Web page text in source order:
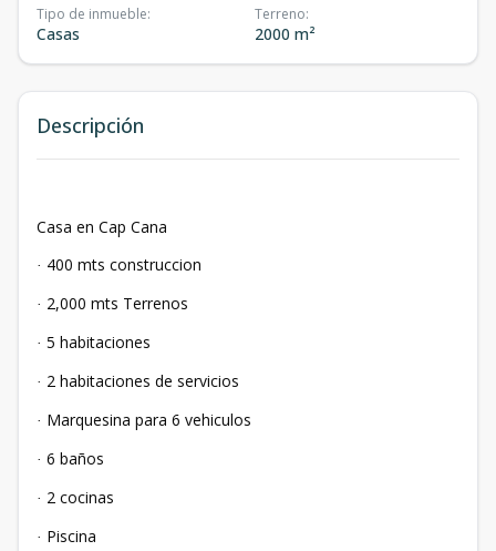
Tipo de inmueble:
Casas
Terreno:
2000 m²
Descripción
Casa en Cap Cana
· 400 mts construccion
· 2,000 mts Terrenos
· 5 habitaciones
· 2 habitaciones de servicios
· Marquesina para 6 vehiculos
· 6 baños
· 2 cocinas
· Piscina